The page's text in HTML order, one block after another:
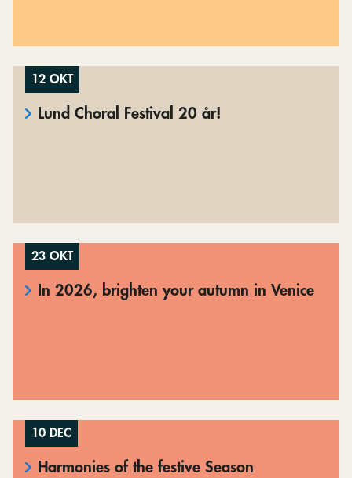
12 OKT
Lund Choral Festival 20 år!
23 OKT
In 2026, brighten your autumn in Venice
10 DEC
Harmonies of the festive Season